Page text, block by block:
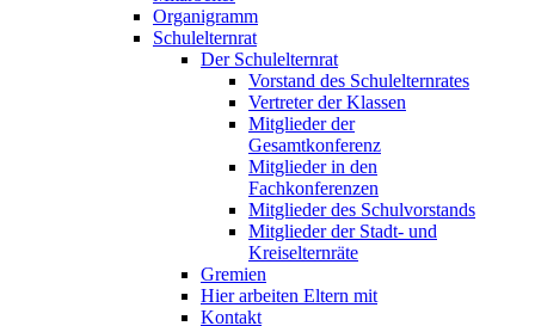
Organigramm
Schulelternrat
Der Schulelternrat
Vorstand des Schulelternrates
Vertreter der Klassen
Mitglieder der
Gesamtkonferenz
Mitglieder in den
Fachkonferenzen
Mitglieder des Schulvorstands
Mitglieder der Stadt- und
Kreiselternräte
Gremien
Hier arbeiten Eltern mit
Kontakt